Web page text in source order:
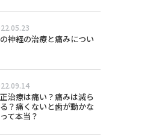
神経の治療と痛みについ
治療は痛い？痛みは減ら
？痛くないと歯が動かな
て本当？